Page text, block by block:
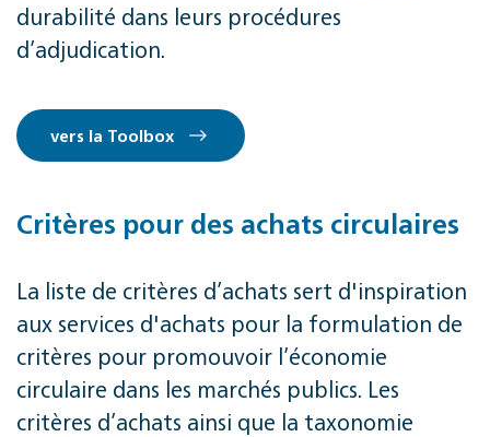
durabilité dans leurs procédures
d’adjudication.
vers la Toolbox
Critères pour des achats circulaires
La liste de critères d’achats sert d'inspiration
aux services d'achats pour la formulation de
critères pour promouvoir l’économie
circulaire dans les marchés publics. Les
critères d’achats ainsi que la taxonomie